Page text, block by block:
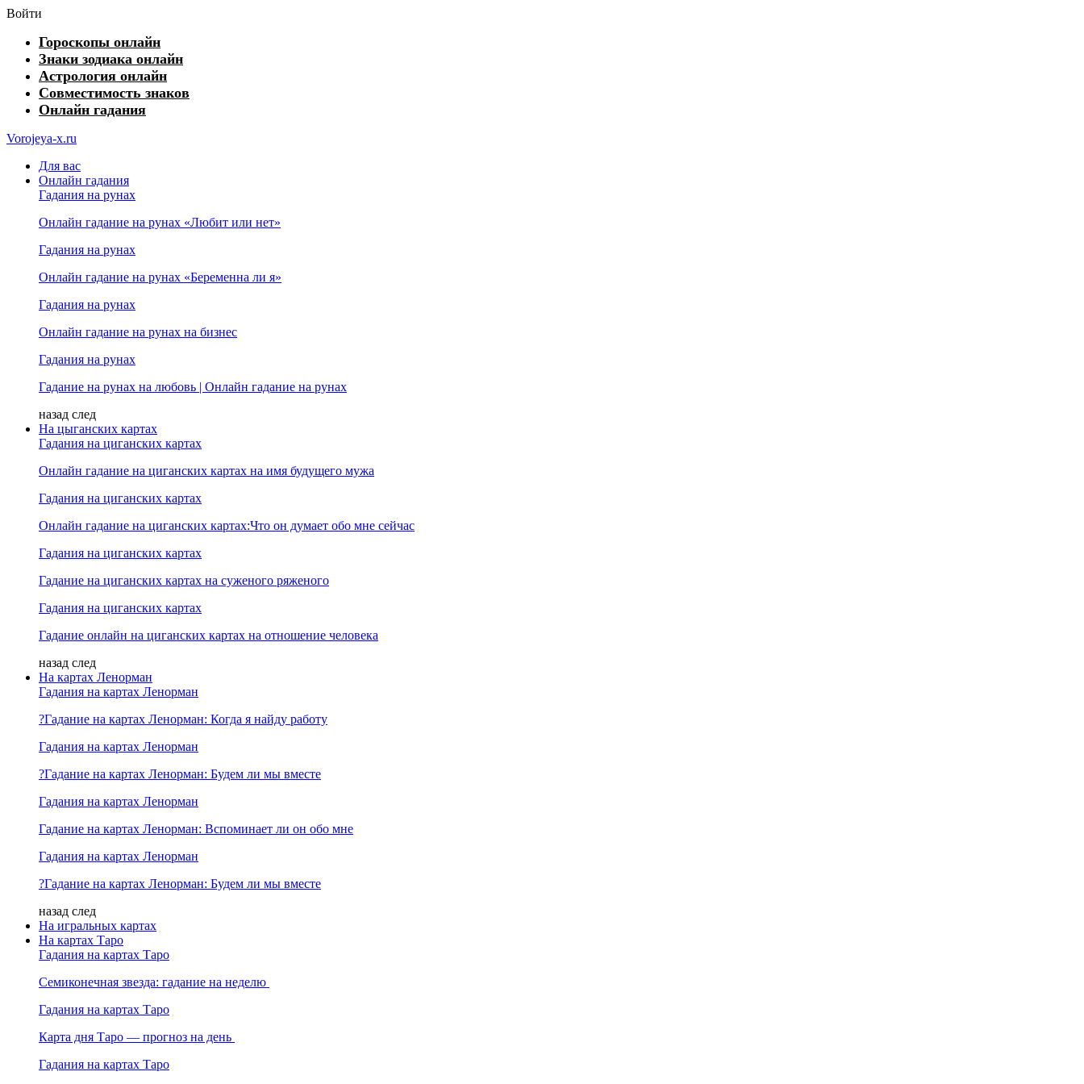
Войти
Гороскопы онлайн
Знаки зодиака онлайн
Астрология онлайн
Совместимость знаков
Онлайн гадания
Vorojeya-x.ru
Для вас
Онлайн гадания
Гадания на рунах
Онлайн гадание на рунах «Любит или нет»
Гадания на рунах
Онлайн гадание на рунах «Беременна ли я»
Гадания на рунах
Онлайн гадание на рунах на бизнес
Гадания на рунах
Гадание на рунах на любовь | Онлайн гадание на рунах
назад след
На цыганских картах
Гадания на циганских картах
Онлайн гадание на циганских картах на имя будущего мужа
Гадания на циганских картах
Онлайн гадание на циганских картах:Что он думает обо мне сейчас
Гадания на циганских картах
Гадание на циганских картах на суженого ряженого
Гадания на циганских картах
Гадание онлайн на циганских картах на отношение человека
назад след
На картах Ленорман
Гадания на картах Ленорман
?Гадание на картах Ленорман: Когда я найду работу
Гадания на картах Ленорман
?Гадание на картах Ленорман: Будем ли мы вместе
Гадания на картах Ленорман
Гадание на картах Ленорман: Вспоминает ли он обо мне
Гадания на картах Ленорман
?Гадание на картах Ленорман: Будем ли мы вместе
назад след
На игральных картах
На картах Таро
Гадания на картах Таро
Семиконечная звезда: гадание на неделю
Гадания на картах Таро
Карта дня Таро — прогноз на день
Гадания на картах Таро